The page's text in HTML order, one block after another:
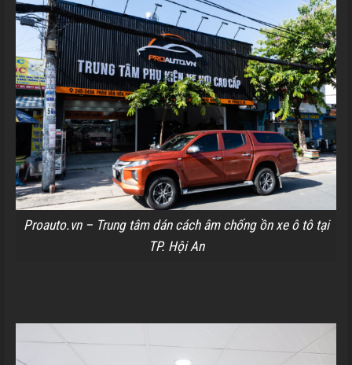
Proauto.vn – Trung tâm dán cách âm chống ồn xe ô tô tại
TP. Hội An